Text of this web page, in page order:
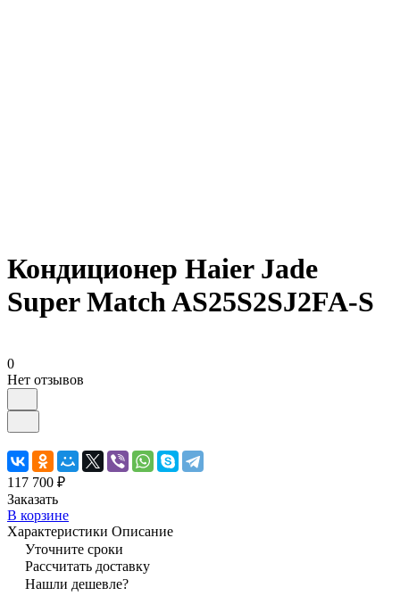
Кондиционер Haier Jade
Super Match AS25S2SJ2FA-S
0
Нет отзывов
117 700 ₽
Заказать
В корзине
Характеристики Описание
Уточните сроки
Рассчитать доставку
Нашли дешевле?